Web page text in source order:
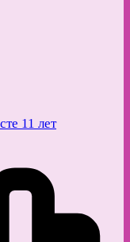
11 лет